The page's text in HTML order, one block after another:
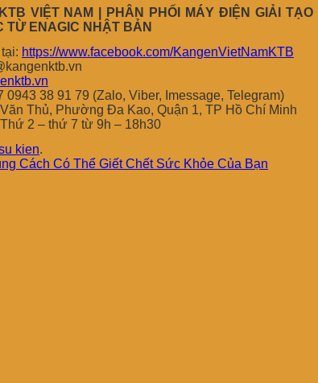
VIỆT NAM | PHÂN PHỐI MÁY ĐIỆN GIẢI
TỪ ENAGIC NHẬT BẢN
https://www.facebook.com/KangenVietNamKTB
0943 38 91 79 (Zalo, Viber, Imessage, Telegram)
Thủ, Phường Đa Kao, Quận 1, TP Hồ Chí Minh
2 – thứ 7 từ 9h – 18h30
kien.
Cách Có Thể Giết Chết Sức Khỏe Của Bạn